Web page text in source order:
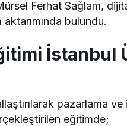
Ferhat Sağlam,
bulundu.
İstanbul
pazarlama
eğitimde;